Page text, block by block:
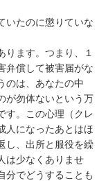
いたのに懲りていな
ります。つまり、１
弁償して被害届がな
のは、あなたの中
が勿体ないという万
す。この心理（クレ
人になったあとはほ
し、出所と服役を繰
は少なくありませ
分でどうすることも